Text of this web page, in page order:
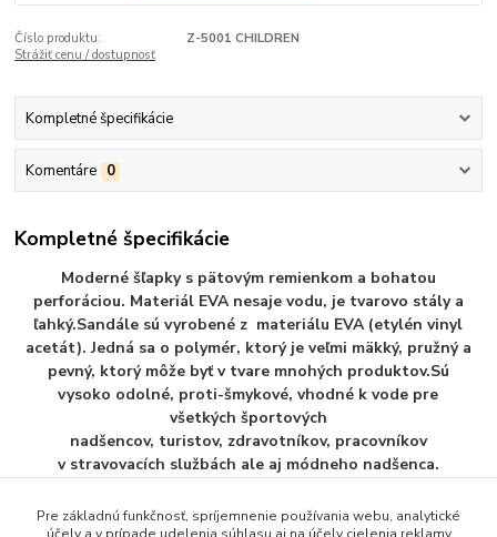
Číslo produktu:
Z-5001 CHILDREN
Strážiť cenu / dostupnosť
Kompletné špecifikácie
Komentáre 0
Kompletné špecifikácie
Moderné šľapky s pätovým remienkom a bohatou
perforáciou. Materiál EVA nesaje vodu, je tvarovo stály a
ľahký.Sandále sú vyrobené z materiálu EVA (etylén vinyl
acetát). Jedná sa o polymér, ktorý je veľmi mäkký, pružný a
pevný, ktorý môže byť v tvare mnohých produktov.Sú
vysoko odolné, proti-šmykové, vhodné k vode pre
všetkých športových
nadšencov, turistov, zdravotníkov, pracovníkov
v stravovacích službách ale aj módneho nadšenca.
Pre základnú funkčnosť, spríjemnenie používania webu, analytické